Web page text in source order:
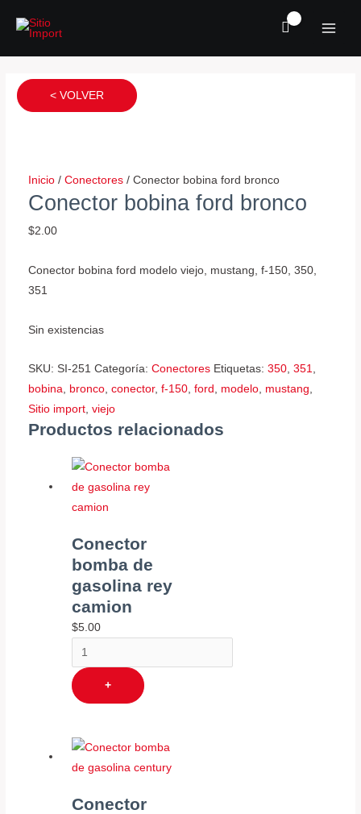
< VOLVER
Inicio/ Conectores/ Conector bobina ford bronco
Conector bobina ford bronco
$2.00
Conector bobina ford modelo viejo, mustang, f-150, 350,
351
Sin existencias
SKU: SI-251 Categoría: Conectores Etiquetas: 350, 351,
bobina, bronco, conector, f-150, ford , modelo, mustang,
Sitio import, viejo
Productos relacionados
Conector
bomba de
gasolina rey
camion
$5.00
cantidad
+
Conector